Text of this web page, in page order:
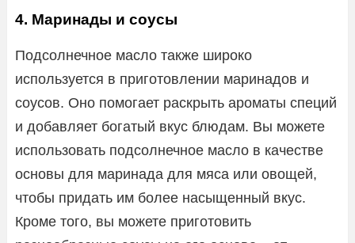
4. Маринады и соусы
Подсолнечное масло также широко
используется в приготовлении маринадов и
соусов. Оно помогает раскрыть ароматы специй
и добавляет богатый вкус блюдам. Вы можете
использовать подсолнечное масло в качестве
основы для маринада для мяса или овощей,
чтобы придать им более насыщенный вкус.
Кроме того, вы можете приготовить